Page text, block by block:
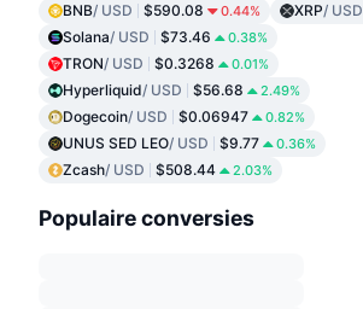
BNB/ USD $590.08 0.44% XRP/ USD
Solana/ USD $73.46 0.38%
TRON/ USD $0.3268 0.01%
Hyperliquid/ USD $56.68 2.49%
Dogecoin/ USD $0.06947 0.82%
UNUS SED LEO/ USD $9.77 0.36%
Zcash/ USD $508.44 2.03%
Populaire conversies